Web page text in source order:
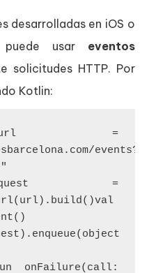
desarrolladas en iOS o
puede usar eventos
solicitudes HTTP. Por
Kotlin:
=
events?
=